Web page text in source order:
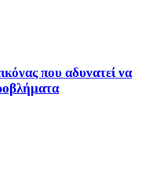
που αδυνατεί να